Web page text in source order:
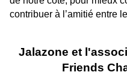
contribuer à l’amitié entre
Jalazone et
Friends